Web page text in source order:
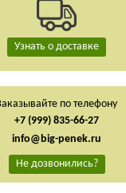
Узнать о доставке
по телефону
+7 (999) 835-66-27
info@big-penek.ru
Не дозвонились?